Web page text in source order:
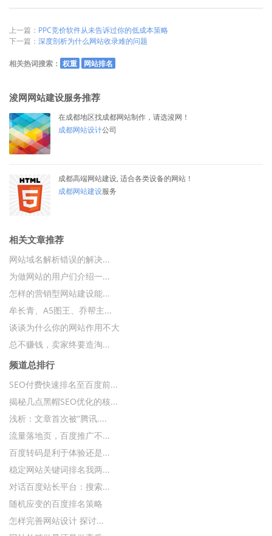
上一篇： PPC竞价软件从未告诉过你的低成本策略
下一篇： 深度剖析为什么网站收录难的问题
相关热词搜索： 权重 网站排名
浚网网站建设服务推荐
在成都地区找成都网站制作，请选浚网！
成都网站设计公司
成都高端网站建设, 适合各类设备的网站！
成都网站建设服务
相关文章推荐
网站域名解析错误的解决...
为做网站的用户们介绍一...
怎样的营销型网站建设能...
牟长青、A5图王、乔帮主...
谈谈为什么你的网站作用不大
总不赚钱，卖家终要造淘...
频道总排行
SEO付费快速排名至百度前...
揭秘几点黑帽SEO优化的核...
浅析：文章首次被“腾讯....
流量落地页，百度推广不...
百度转码是利于体验还是...
稳定网站关键词排名我两...
对话百度站长平台：搜索...
随机应变的百度排名策略
怎样完善网站设计 探讨...